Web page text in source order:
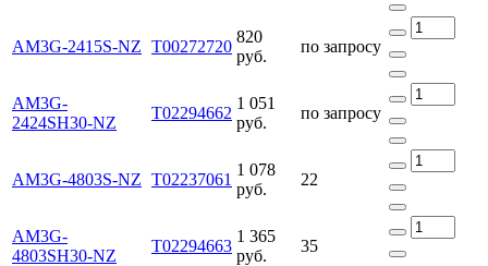
AM3G-2415S-NZ Т00272720
820
руб.
по запросу
AM3G-
2424SH30-NZ
Т02294662
1 051
руб.
по запросу
AM3G-4803S-NZ Т02237061
1 078
руб.
22
AM3G-
4803SH30-NZ
Т02294663
1 365
руб.
35